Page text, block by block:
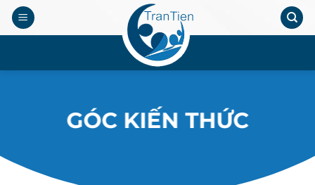
Chuyển
đến
.
GÓC KIẾN THỨC